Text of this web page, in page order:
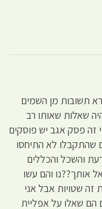
תשובות מן השמים
שאלות שאותו רב
זה פסק אגב יש פוסקים
לא התיחסו
והשכל והכללים
אותך??נו והם עשו
שטויות אבל אני
שאלו על אפליית